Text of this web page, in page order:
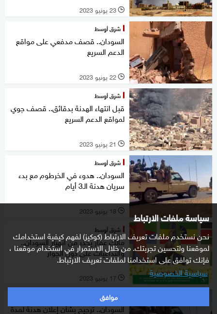
سياسة ملفات الارتباط
نحن نستخدم ملفات تعريف الارتباط (كوكيز) لفهم كيفية استخدامك
لموقعنا ولتحسين تجربتك. من خلال الاستمرار في استخدام موقعنا ،
فإنك توافق على استخدامنا لملفات تعريف الارتباط.
سياسية الخصوصية
موافق
l 23 يونيو 2023
شرق أوسط
السودان.. قصف مدفعي على مواقع
الدعم السريع
l 22 يونيو 2023
شرق أوسط
قبل انتهاء الهدنة بدقائق.. قصف جوي
لمواقع الدعم السريع
l 21 يونيو 2023
شرق أوسط
السودان.. هدوء في الخرطوم مع بدء
سريان هدنة الـ3 أيام
l 18 يونيو 2023
شرق أوسط
مالك عقار يحذر من انهيار السودان..
والتداعيات على دول الجوار
l 17 يونيو 2023
شرق أوسط
السودان.. ترجيح بشأن إعلان هدنة لمدة